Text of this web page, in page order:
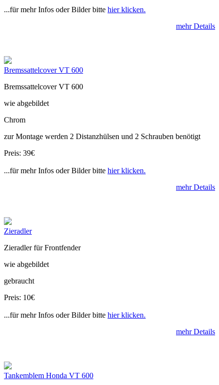
...für mehr Infos oder Bilder bitte hier klicken.
mehr Details
Bremssattelcover VT 600
Bremssattelcover VT 600
wie abgebildet
Chrom
zur Montage werden 2 Distanzhülsen und 2 Schrauben benötigt
Preis: 39€
...für mehr Infos oder Bilder bitte hier klicken.
mehr Details
Zieradler
Zieradler für Frontfender
wie abgebildet
gebraucht
Preis: 10€
...für mehr Infos oder Bilder bitte hier klicken.
mehr Details
Tankemblem Honda VT 600